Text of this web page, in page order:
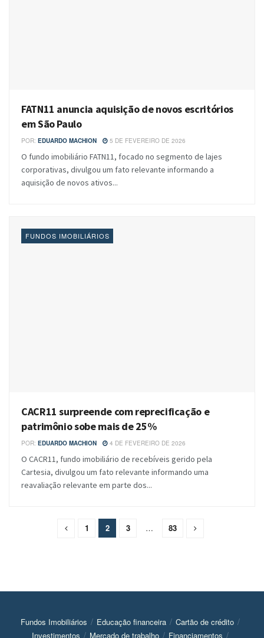
FATN11 anuncia aquisição de novos escritórios
em São Paulo
POR: EDUARDO MACHION 5 DE FEVEREIRO DE 2026
O fundo imobiliário FATN11, focado no segmento de lajes
corporativas, divulgou um fato relevante informando a
aquisição de novos ativos...
FUNDOS IMOBILIÁRIOS
CACR11 surpreende com reprecificação e
patrimônio sobe mais de 25%
POR: EDUARDO MACHION 4 DE FEVEREIRO DE 2026
O CACR11, fundo imobiliário de recebíveis gerido pela
Cartesia, divulgou um fato relevante informando uma
reavaliação relevante em parte dos...
1 2 3 … 83
Fundos Imobiliários Educação financeira
Cartão de crédito
Investimentos
Mercado de trabalho Financiamentos